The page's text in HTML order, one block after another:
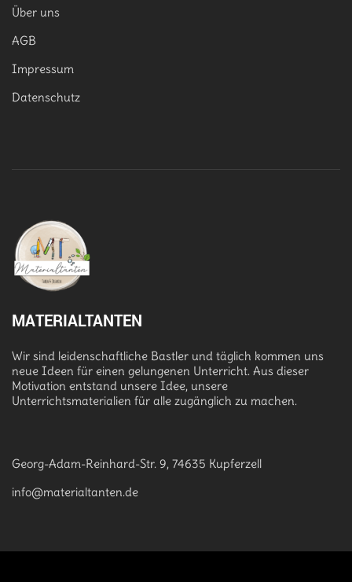
Über uns
AGB
Impressum
Datenschutz
MATERIALTANTEN
Wir sind leidenschaftliche Bastler und täglich kommen uns
neue Ideen für einen gelungenen Unterricht. Aus dieser
Motivation entstand unsere Idee, unsere
Unterrichtsmaterialien für alle zugänglich zu machen.
Georg-Adam-Reinhard-Str. 9, 74635 Kupferzell
info@materialtanten.de